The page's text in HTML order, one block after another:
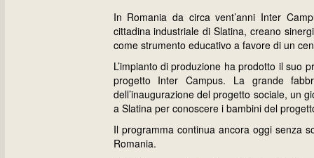
In Romania da circa vent’anni Inter
cittadina industriale di Slatina, creano
come strumento educativo a favore di un
L’impianto di produzione ha prodotto il suo
progetto Inter Campus. La grande
dell’inaugurazione del progetto sociale, un
a Slatina per conoscere i bambini del
Il programma continua ancora oggi senza
Romania.